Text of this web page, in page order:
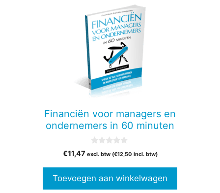
Financiën voor managers en
ondernemers in 60 minuten
v
5
€11,47 excl. btw (€12,50 incl. btw)
Toevoegen aan winkelwagen